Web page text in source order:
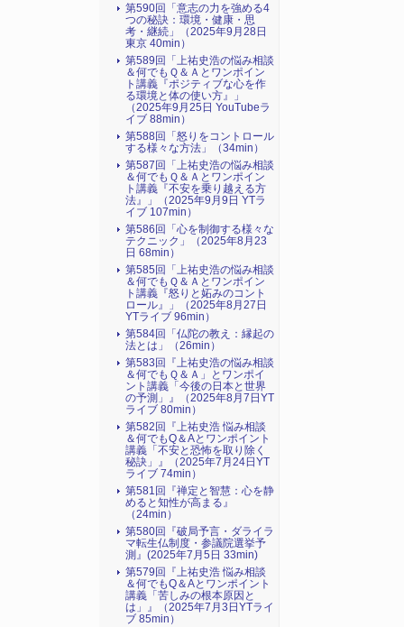
第590回「意志の力を強める4
つの秘訣：環境・健康・思
考・継続」（2025年9月28日
東京 40min）
第589回「上祐史浩の悩み相談
＆何でもＱ＆Ａとワンポイン
ト講義『ポジティブな心を作
る環境と体の使い方』​」
（2025年9月25日 YouTubeラ
イブ 88min）
第588回「怒りをコントロール
する様々な方法」（34min）
第587回「上祐史浩の悩み相談
＆何でもＱ＆Ａとワンポイン
ト講義『不安を乗り越える方
法』​」（2025年9月9日 YTラ
イブ 107min）
第586回「心を制御する様々な
テクニック」（2025年8月23
日 68min）
第585回「上祐史浩の悩み相談
＆何でもＱ＆Ａとワンポイン
ト講義『怒りと妬みのコント
ロール』​」（2025年8月27日
YTライブ 96min）
第584回「仏陀の教え：縁起の
法とは」（26min）
第583回『上祐史浩の悩み相談
＆何でもＱ＆Ａ」とワンポイ
ント講義「今後の日本と世界
の予測」』（2025年8月7日YT
ライブ 80min）
第582回『上祐史浩 悩み相談
＆何でもQ＆Aとワンポイント
講義「不安と恐怖を取り除く
秘訣」』（2025年7月24日YT
ライブ 74min）
第581回『禅定と智慧：心を静
めると知性が高まる』
（24min）
第580回『破局予言・ダライラ
マ転生仏制度・参議院選挙予
測』(2025年7月5日 33min)
第579回『上祐史浩 悩み相談
＆何でもQ＆Aとワンポイント
講義「苦しみの根本原因と
は」』（2025年7月3日YTライ
ブ 85min）